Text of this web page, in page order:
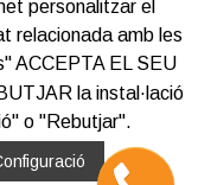
personalitzar el
relacionada amb les
ACCEPTA EL SEU
la instal·lació
o "Rebutjar".